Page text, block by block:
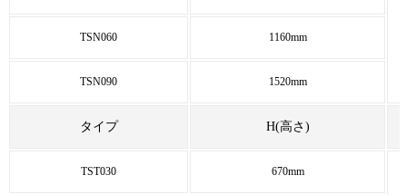
TSN060 1160mm
TSN090 1520mm
タイプ H(高さ)
TST030 670mm